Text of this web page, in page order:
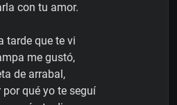
con tu amor.
tarde que te vi
me gustó,
de arrabal,
qué yo te seguí